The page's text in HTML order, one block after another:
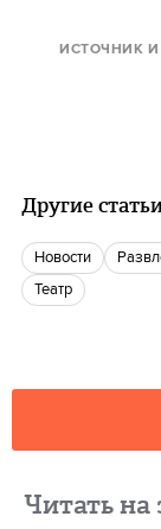
ИСТОЧНИК
Другие
новости
Театр
Читать на